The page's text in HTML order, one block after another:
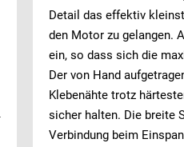
Detail das effektiv
den Motor zu gelangen.
ein, so dass sich die
Der von Hand
Klebenähte trotz
sicher halten. Die breite
Verbindung beim